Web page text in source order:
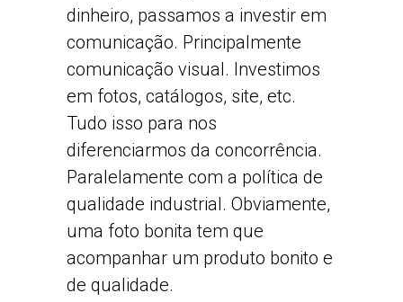
dinheiro, passamos a investir em
comunicação. Principalmente
comunicação visual. Investimos
em fotos, catálogos, site, etc.
Tudo isso para nos
diferenciarmos da concorrência.
Paralelamente com a política de
qualidade industrial. Obviamente,
uma foto bonita tem que
acompanhar um produto bonito e
de qualidade.